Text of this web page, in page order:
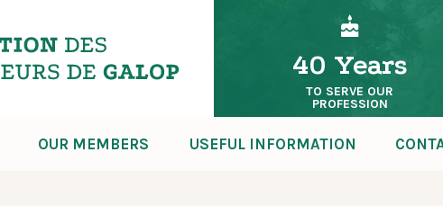
40 Years
TO SERVE OUR
PROFESSION
OUR MEMBERS USEFUL INFORMATION